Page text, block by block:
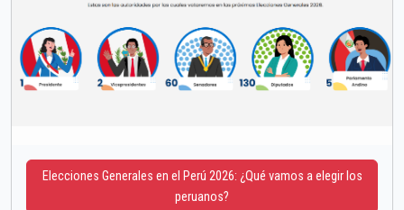
Elecciones Generales en el Perú 2026: ¿Qué vamos a elegir los
peruanos?